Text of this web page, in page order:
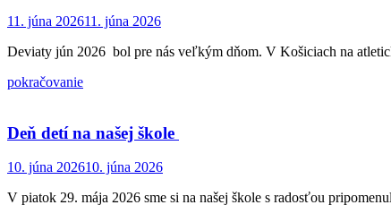
11. júna 202611. júna 2026
Deviaty jún 2026 bol pre nás veľkým dňom. V Košiciach na
pokračovanie
Deň detí na našej škole
10. júna 202610. júna 2026
V piatok 29. mája 2026 sme si na našej škole s radosťou